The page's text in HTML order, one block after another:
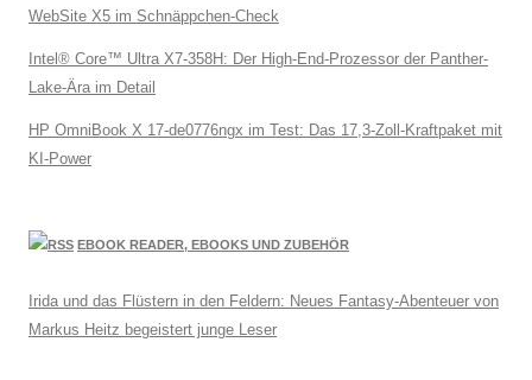
WebSite X5 im Schnäppchen-Check
Intel® Core™ Ultra X7-358H: Der High-End-Prozessor der Panther-
Lake-Ära im Detail
HP OmniBook X 17-de0776ngx im Test: Das 17,3-Zoll-Kraftpaket mit
KI-Power
EBOOK READER, EBOOKS UND ZUBEHÖR
Irida und das Flüstern in den Feldern: Neues Fantasy-Abenteuer von
Markus Heitz begeistert junge Leser